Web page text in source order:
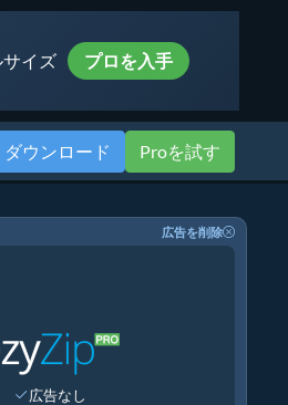
イズ プロを入手
ダウンロード Proを試す
広告を削除
広告なし